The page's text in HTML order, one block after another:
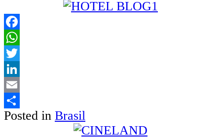
Facebook
WhatsApp
Twitter
LinkedIn
Email
Share
Posted in Brasil